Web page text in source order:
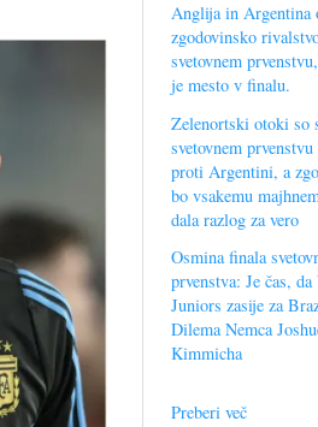
Anglija in Argentina
zgodovinsko
svetovnem
je mesto v finalu.
Zelenortski otoki so
svetovnem
proti Argentini, a
bo vsakemu
dala razlog za vero
Osmina finala
prvenstva: Je čas,
Juniors zasije za
Dilema Nemca
Kimmicha
Preberi več